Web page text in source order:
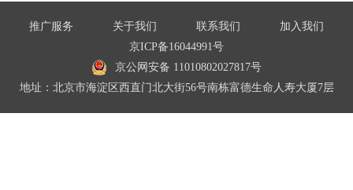
推广服务 关于我们 联系我们
加入我们
京ICP备16044991号
京公网安备 11010802027817号
地址：北京市海淀区西直门北大街56号南栋富德生命人寿大厦7层